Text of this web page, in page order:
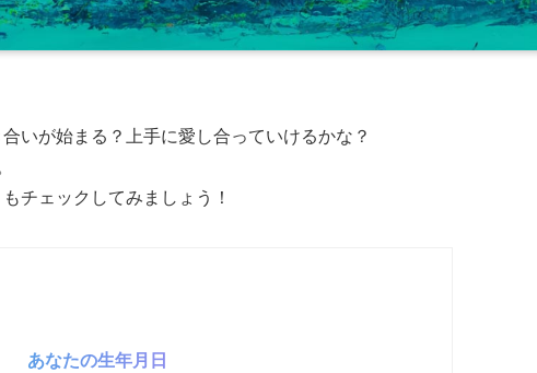
いが始まる？上手に愛し合っていけるかな？
チェックしてみましょう！
あなたの生年月日